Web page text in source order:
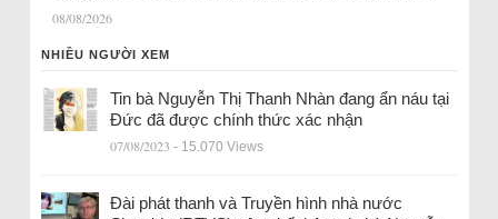
08/08/2026
NHIỀU NGƯỜI XEM
Tin bà Nguyễn Thị Thanh Nhàn đang ẩn náu tại
Đức đã được chính thức xác nhận
07/08/2023 - 15.070 Views
Đài phát thanh và Truyền hình nhà nước